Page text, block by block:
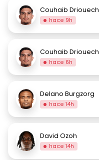
Couhaib Driouech
hace 9h
Couhaib Driouech
hace 6h
Delano Burgzorg
hace 14h
David Ozoh
hace 14h